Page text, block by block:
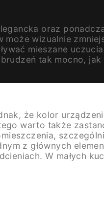
oraz
wizualnie
mieszane
tak mocno, jak
że kolor
warto także
z głównych
W małych